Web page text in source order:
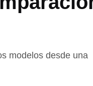
modelos desde una